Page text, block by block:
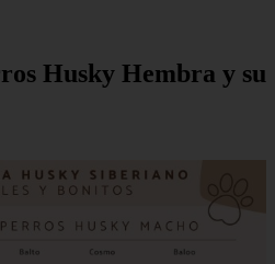
Husky Hembra y su